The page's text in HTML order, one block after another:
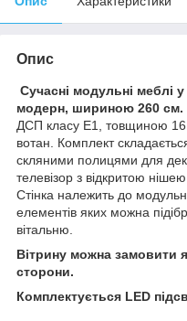
Опис
Сучасні модульні меблі
модерн, шириною 260 см.
ДСП класу Е1, товщиною
вотан. Комплект
скляними полицями для
телевізор з відкритою
Стінка належить до
елементів яких можна
вітальню.
Вітрину можна замовити
сторони.
Комплектується LED